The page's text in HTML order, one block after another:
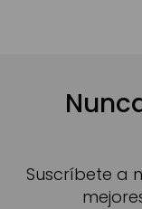
Suscríbete a